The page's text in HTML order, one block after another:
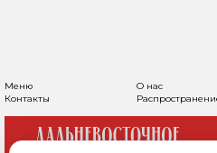
Меню О нас
Контакты